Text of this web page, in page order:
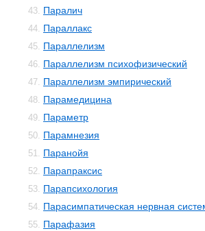
43. Паралич
44. Параллакс
45. Параллелизм
46. Параллелизм психофизический
47. Параллелизм эмпирический
48. Парамедицина
49. Параметр
50. Парамнезия
51. Паранойя
52. Парапраксис
53. Парапсихология
54. Парасимпатическая нервная
55. Парафазия